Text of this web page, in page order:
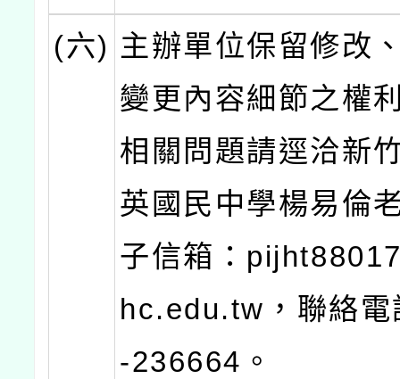
(六) 主辦單位保留修改
變更內容細節之權
相關問題請逕洽新
英國民中學楊易倫
子信箱：
hc.edu.tw，聯絡
-236664。